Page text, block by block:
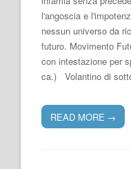
l'angoscia e
nessun universo da
futuro. Movimento
con intestazione per
ca.) Volantino di
READ MORE →